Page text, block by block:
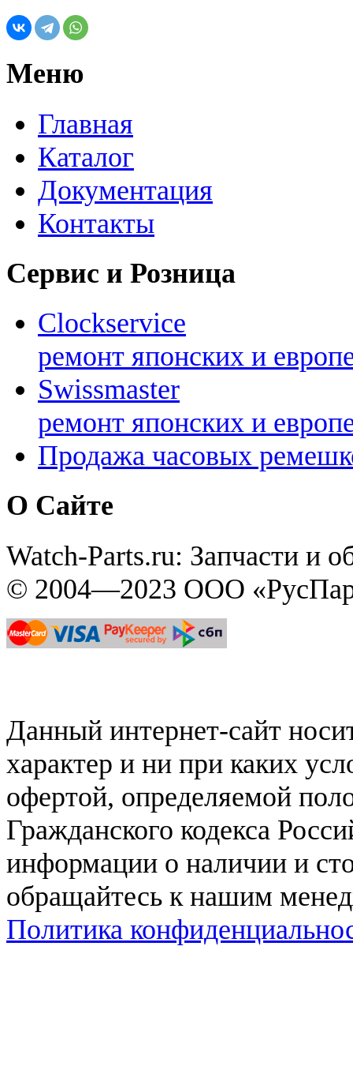
Меню
Главная
Каталог
Документация
Контакты
Сервис и Розница
Clockservice
ремонт японских и
Swissmaster
ремонт японских и
Продажа часовых
О Сайте
Watch-Parts.ru: Запчасти и
© 2004—2023 ООО
Данный интернет-сайт
характер и ни при каких
офертой, определяемой
Гражданского кодекса
информации о наличии и
обращайтесь к нашим
Политика